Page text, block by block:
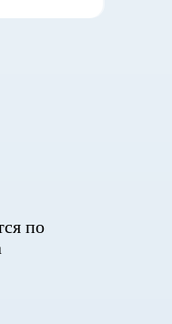
по